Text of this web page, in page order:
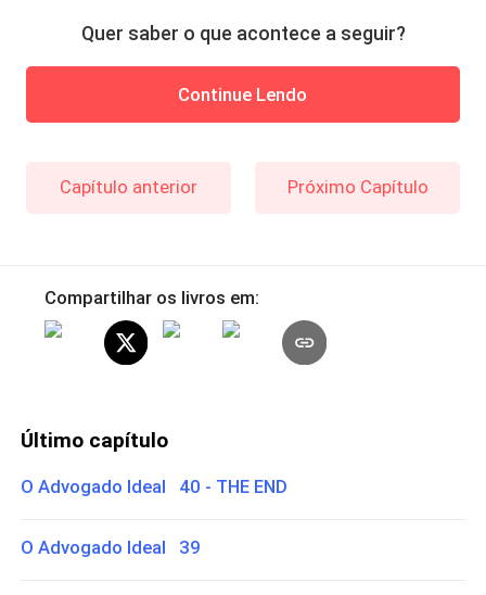
Quer saber o que acontece a seguir?
Continue Lendo
Capítulo anterior Próximo Capítulo
Compartilhar os livros em:
Último capítulo
O Advogado Ideal 40 - THE END
O Advogado Ideal 39